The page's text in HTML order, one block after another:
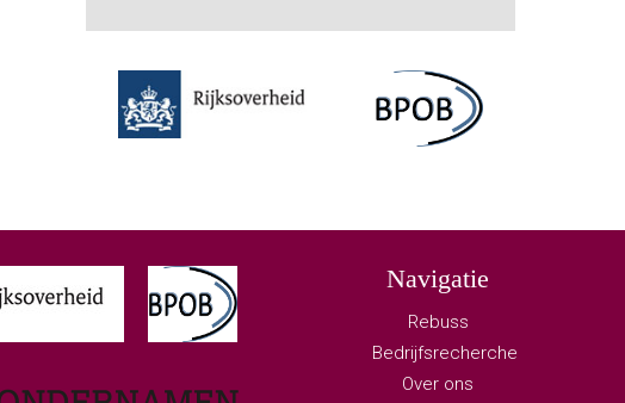
Navigatie
Rebuss
Bedrijfsrecherche
Over ons